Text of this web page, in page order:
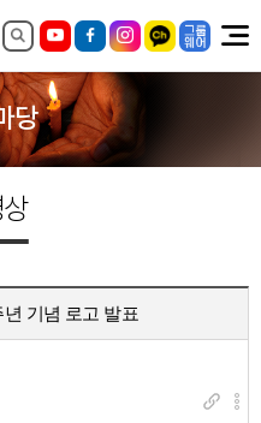
당
기념 로고 발표